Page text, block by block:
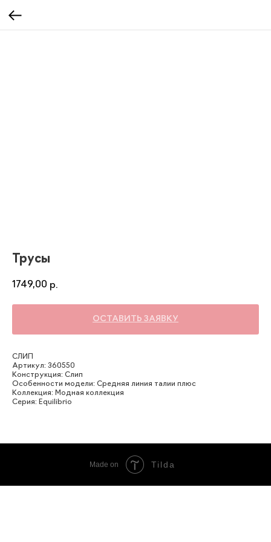
Трусы
1749,00 р.
ОСТАВИТЬ ЗАЯВКУ
СЛИП
Артикул: 360550
Конструкция: Слип
Особенности модели: Средняя линия талии плюс
Коллекция: Модная коллекция
Серия: Equilibrio
Made on Tilda